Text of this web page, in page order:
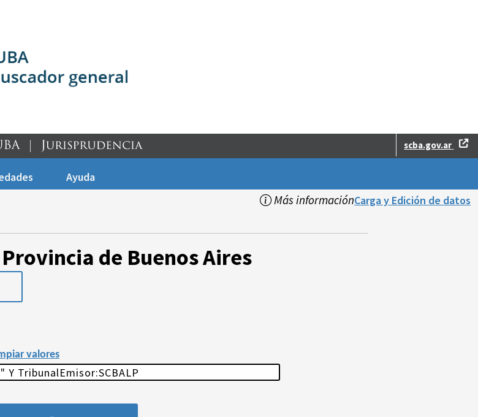
scba.gov.ar
Ayuda
Más informaciónCarga y Edición de datos
de Buenos Aires
valores